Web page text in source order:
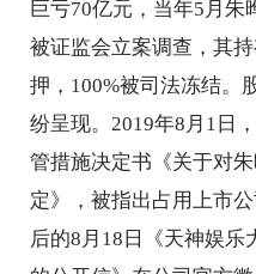
巨亏70亿元，当年5月
被证监会立案调查，其
押，100%被司法冻结。
纷呈现。2019年8月1日
管措施决定书《关于对
定》，被指出占用上市
后的8月18日《天神娱